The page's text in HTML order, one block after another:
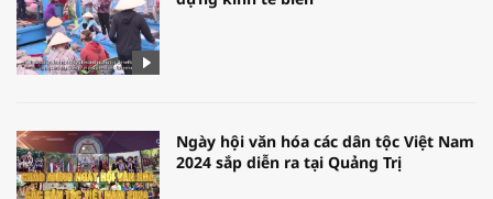
Ngày hội văn hóa các dân tộc Việt Nam
2024 sắp diễn ra tại Quảng Trị